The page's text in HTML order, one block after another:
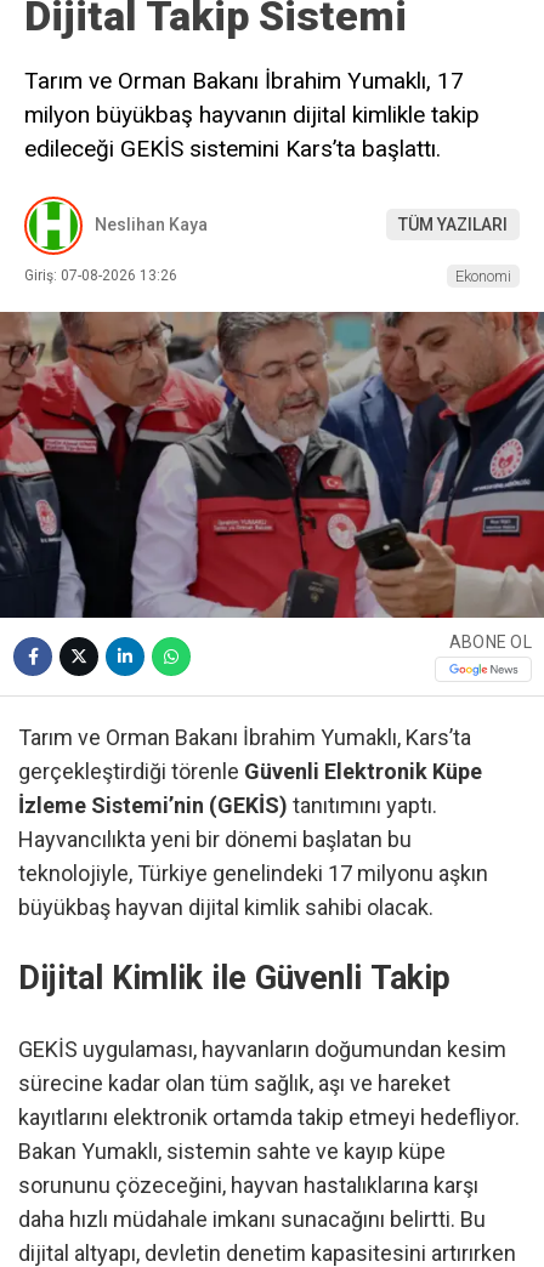
Dijital Takip Sistemi
Tarım ve Orman Bakanı İbrahim Yumaklı, 17
milyon büyükbaş hayvanın dijital kimlikle takip
edileceği GEKİS sistemini Kars’ta başlattı.
Neslihan Kaya TÜM YAZILARI
Giriş: 07-08-2026 13:26 Ekonomi
ABONE OL
Tarım ve Orman Bakanı İbrahim Yumaklı, Kars’ta
gerçekleştirdiği törenle Güvenli Elektronik Küpe
İzleme Sistemi’nin (GEKİS) tanıtımını yaptı.
Hayvancılıkta yeni bir dönemi başlatan bu
teknolojiyle, Türkiye genelindeki 17 milyonu aşkın
büyükbaş hayvan dijital kimlik sahibi olacak.
Dijital Kimlik ile Güvenli Takip
GEKİS uygulaması, hayvanların doğumundan kesim
sürecine kadar olan tüm sağlık, aşı ve hareket
kayıtlarını elektronik ortamda takip etmeyi hedefliyor.
Bakan Yumaklı, sistemin sahte ve kayıp küpe
sorununu çözeceğini, hayvan hastalıklarına karşı
daha hızlı müdahale imkanı sunacağını belirtti. Bu
dijital altyapı, devletin denetim kapasitesini artırırken